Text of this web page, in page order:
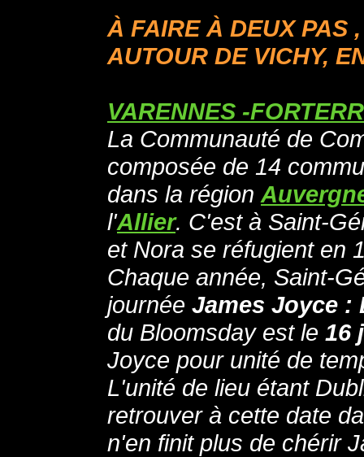
À FAIRE À DEUX PAS
AUTOUR DE VICHY,
VARENNES -
La Communauté de
composée de 14
dans la région
l'Allier. C'est à Saint-
et Nora se réfugient en
Chaque année, Saint-
journée James Joyce :
du Bloomsday est le 16
Joyce pour unité de
L'unité de lieu étant
retrouver à cette date
n'en finit plus de chérir